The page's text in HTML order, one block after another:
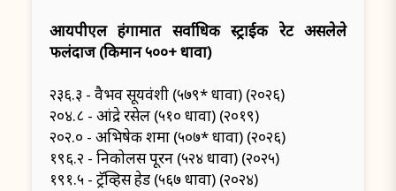
आयपीएल हंगामात सर्वाधिक स्ट्राईक रेट असलेले
फलंदाज (किमान ५००+ धावा)
२३६.३ - वैभव सूर्यवंशी (५७९* धावा) (२०२६)
२०४.८ - आंद्रे रसेल (५१० धावा) (२०१९)
२०२.० - अभिषेक शर्मा (५०७* धावा) (२०२६)
१९६.२ - निकोलस पूरन (५२४ धावा) (२०२५)
१९१.५ - ट्रॅव्हिस हेड (५६७ धावा) (२०२४)